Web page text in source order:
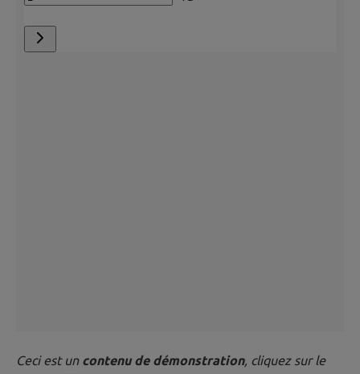
Ceci est un contenu de démonstration, cliquez sur le